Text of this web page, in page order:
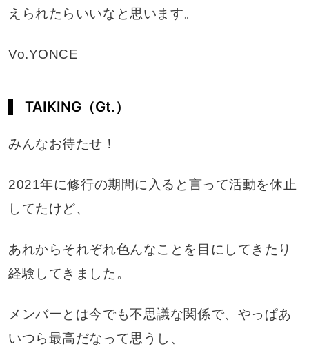
えられたらいいなと思います。
Vo.YONCE
TAIKING（Gt.）
みんなお待たせ！
2021年に修行の期間に入ると言って活動を休止
してたけど、
あれからそれぞれ色んなことを目にしてきたり
経験してきました。
メンバーとは今でも不思議な関係で、やっぱあ
いつら最高だなって思うし、